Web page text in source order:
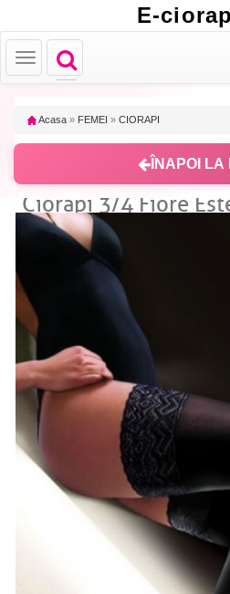
E-
Toggle
navigation
Toggle
navigation
Acasa » FEMEI » CIORAPI
ÎNAPOI LA
Ciorapi 3/4 Fiore